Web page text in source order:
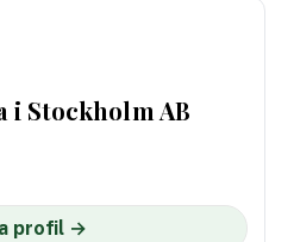
i Stockholm AB
profil →